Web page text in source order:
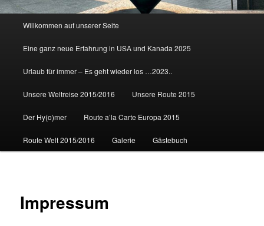
Willkommen auf unserer Seite
Eine ganz neue Erfahrung in USA und Kanada 2025
Urlaub für immer – Es geht wieder los …2023..
Unsere Weltreise 2015/2016 Unsere Route 2015
Der Hy(o)mer Route a’la Carte Europa 2015
Route Welt 2015/2016 Galerie Gästebuch
Impressum